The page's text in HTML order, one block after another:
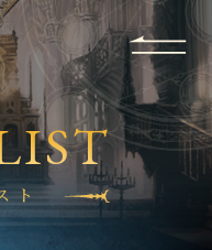
APPLICATION
ト